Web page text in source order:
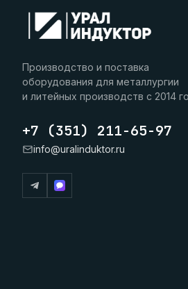
Производство и поставка
оборудования для металлургии
и литейных производств с 2014
+7 (351) 211-65-97
info@uralinduktor.ru